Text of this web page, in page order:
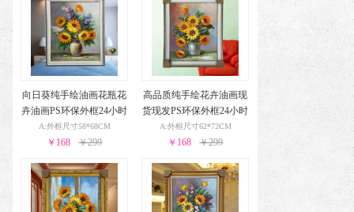
向日葵纯手绘油画花瓶花
卉油画PS环保外框24小时
之内发货
A:外框尺寸58*68CM
￥168 ￥299
高品质纯手绘花卉油画现
货现发PS环保外框24小时
之内发货
A:外框尺寸62*72CM
￥168 ￥299